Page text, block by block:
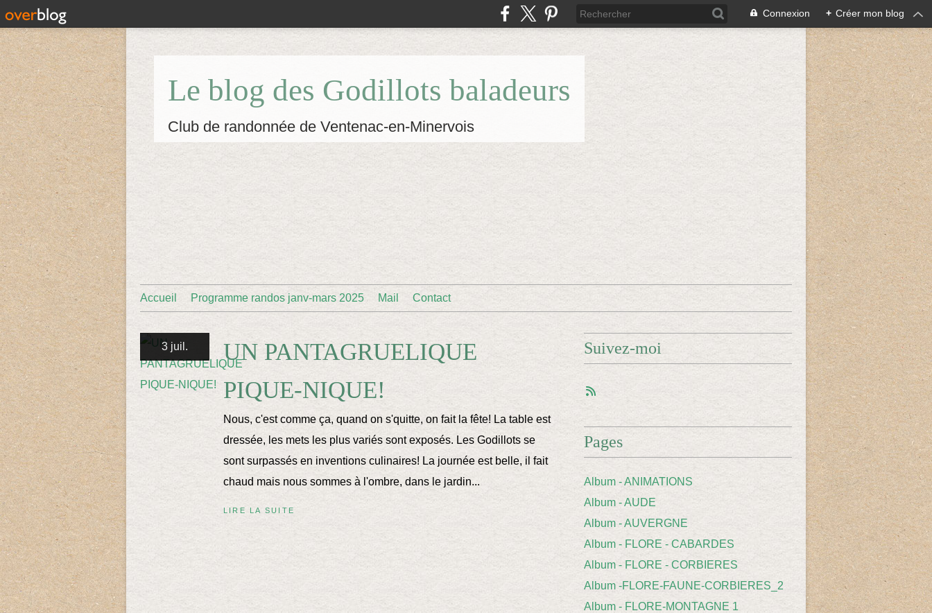
Connexion + Créer mon blog
Le blog des Godillots baladeurs
Club de randonnée de Ventenac-en-Minervois
Accueil Programme randos janv-mars 2025 Mail Contact
3 juil.
UN PANTAGRUELIQUE
PIQUE-NIQUE!
Nous, c'est comme ça, quand on s'quitte, on fait la fête! La table est
dressée, les mets les plus variés sont exposés. Les Godillots se
sont surpassés en inventions culinaires! La journée est belle, il fait
chaud mais nous sommes à l'ombre, dans le jardin...
LIRE LA SUITE
Suivez-moi
Pages
Album - ANIMATIONS
Album - AUDE
Album - AUVERGNE
Album - FLORE - CABARDES
Album - FLORE - CORBIERES
Album -FLORE-FAUNE-CORBIERES_2
Album - FLORE-MONTAGNE 1